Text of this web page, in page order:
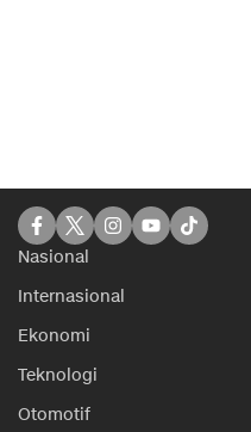
Nasional
Internasional
Ekonomi
Teknologi
Otomotif